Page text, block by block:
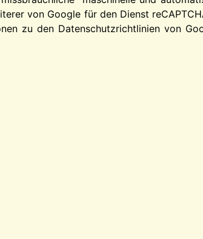
von Google für den Dienst
zu den Datenschutzrichtlinien von